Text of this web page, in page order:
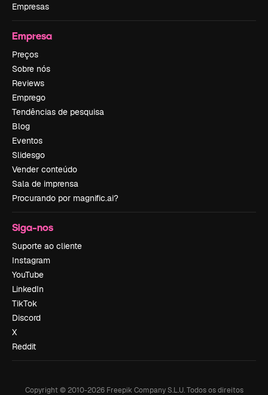
Empresas
Empresa
Preços
Sobre nós
Reviews
Emprego
Tendências de pesquisa
Blog
Eventos
Slidesgo
Vender conteúdo
Sala de imprensa
Procurando por magnific.ai?
Siga-nos
Suporte ao cliente
Instagram
YouTube
LinkedIn
TikTok
Discord
X
Reddit
Copyright © 2010-2026Freepik Company S.L.U. Todos os direitos